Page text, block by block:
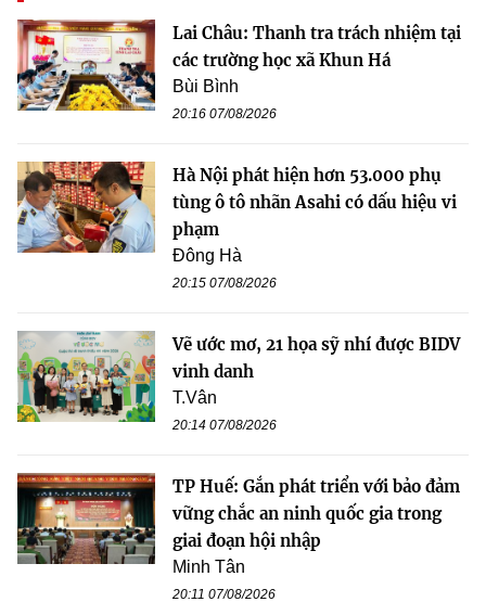
Lai Châu: Thanh tra trách nhiệm tại
các trường học xã Khun Há
Bùi Bình
20:16 07/08/2026
Hà Nội phát hiện hơn 53.000 phụ
tùng ô tô nhãn Asahi có dấu hiệu vi
phạm
Đông Hà
20:15 07/08/2026
Vẽ ước mơ, 21 họa sỹ nhí được BIDV
vinh danh
T.Vân
20:14 07/08/2026
TP Huế: Gắn phát triển với bảo đảm
vững chắc an ninh quốc gia trong
giai đoạn hội nhập
Minh Tân
20:11 07/08/2026